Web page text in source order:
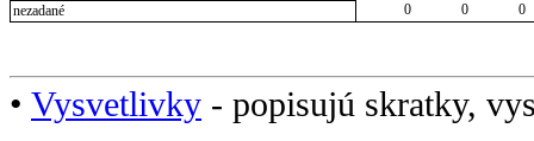
nezadané
0 0 0
• Vysvetlivky - popisujú skratky,